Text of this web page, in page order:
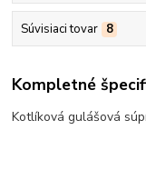
Súvisiaci tovar 8
Kompletné
Kotlíková gulášová